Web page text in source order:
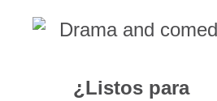
¿Listos para